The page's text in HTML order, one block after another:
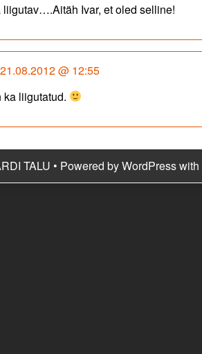
Ivar, et oled selline!
Comment
21.08.2012 @ 12:55
ka liigutatud.
TALU • Powered byWordPresswith